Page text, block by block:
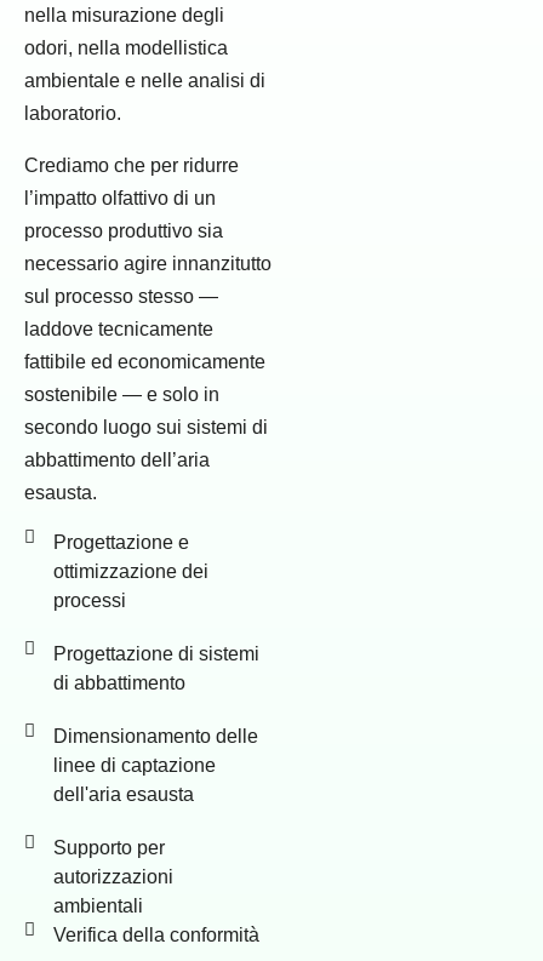
nella misurazione degli
odori, nella modellistica
ambientale e nelle analisi di
laboratorio.
Crediamo che per ridurre
l’impatto olfattivo di un
processo produttivo sia
necessario agire innanzitutto
sul processo stesso —
laddove tecnicamente
fattibile ed economicamente
sostenibile — e solo in
secondo luogo sui sistemi di
abbattimento dell’aria
esausta.
Progettazione e
ottimizzazione dei
processi
Progettazione di sistemi
di abbattimento
Dimensionamento delle
linee di captazione
dell'aria esausta
Supporto per
autorizzazioni
ambientali
Verifica della conformità